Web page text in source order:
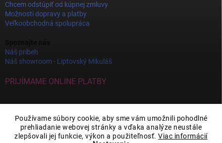
Používame súbory cookie, aby sme vám umožnili pohodlné
prehliadanie webovej stránky a vďaka analýze neustále
zlepšovali jej funkcie, výkon a použiteľnosť.Viac informácií
Chcem odstúpiť od kúpnej zmluvy
Možnosti dopravy a platby
Veľkoobchodná spolupráca
Náš príbeh
Náš showroom - Liptovský Mikuláš
PRIJÍMAME ONLINE PLATBY